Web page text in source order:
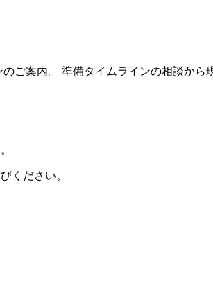
ご案内。 準備タイムラインの相談から
ください。